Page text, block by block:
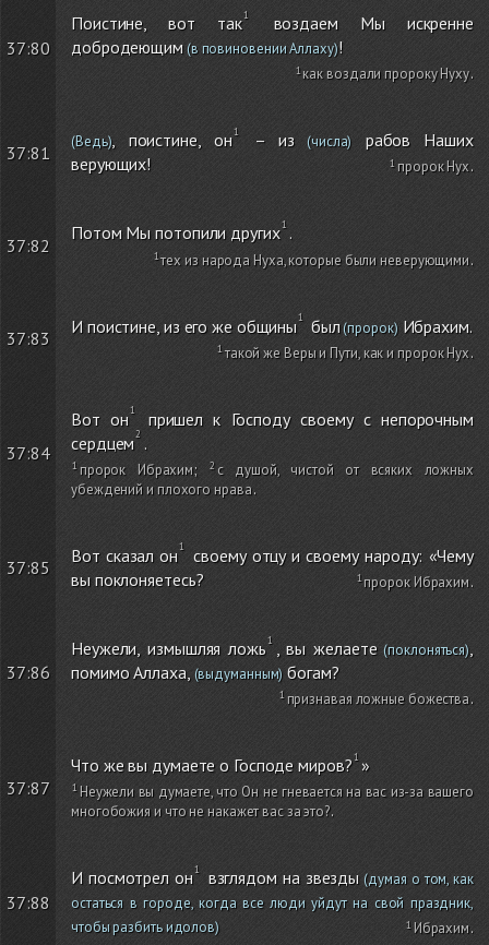
37:80
Поистине, вот так
воздаем Мы искренне
добродеющим(в повиновении Аллаху)!
как воздали пророку Нуху.
37:81
(Ведь), поистине, он – из(числа)
рабов Наших
верующих!
пророк Нух.
37:82
Потом Мы потопили других .
тех из народа Нуха, которые были неверующими.
37:83
И поистине, из его же общины был(пророк)Ибрахим.
такой же Веры и Пути, как и пророк Нух.
37:84
Вот он
пришел к Господу своему с непорочным
сердцем .
пророк Ибрахим;
с душой, чистой от всяких ложных
убеждений и плохого нрава.
37:85
Вот сказал он
своему отцу и своему народу: «Чему
вы поклоняетесь?
пророк Ибрахим.
37:86
Неужели, измышляя ложь , вы желаете(поклоняться)
помимо Аллаха, (выдуманным) богам?
признавая ложные божества.
37:87
Что же вы думаете о Господе миров? »
Неужели вы думаете, что Он не гневается на вас из-за вашего
многобожия и что не накажет вас за это?.
37:88
И посмотрел он взглядом на звезды (думая о том, как
остаться в городе, когда все люди уйдут на свой праздник,
чтобы разбить идолов)
Ибрахим.